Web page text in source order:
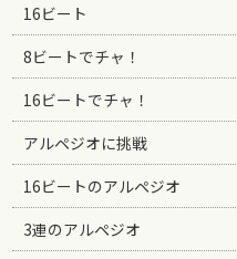
16ビート
8ビートでチャ！
16ビートでチャ！
アルペジオに挑戦
16ビートのアルペジオ
3連のアルペジオ